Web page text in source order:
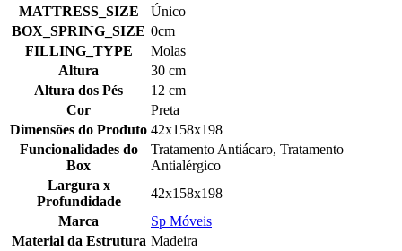
MATTRESS_SIZE
Único
BOX_SPRING_SIZE 0cm
FILLING_TYPE
Molas
Altura
30 cm
Altura dos Pés
12 cm
Cor
Preta
Dimensões do Produto 42x158x198
Funcionalidades do
Box
Tratamento Antiácaro, Tratamento
Antialérgico
Largura x
Profundidade
42x158x198
Marca
Sp Móveis
Material da Estrutura Madeira